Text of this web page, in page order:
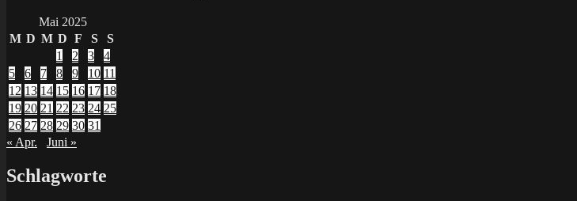
Mai 2025
M D M D F S
S
1
2 3
4
5
6 7 8 9 10 11
12 13 14 15 16 17 18
19 20 21 22 23 24 25
26 27 28 29 30 31
« Apr.
Juni »
Schlagworte